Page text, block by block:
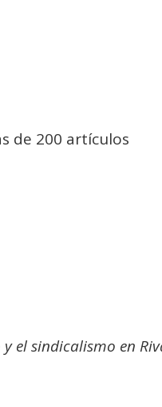
de 200 artículos
el sindicalismo en